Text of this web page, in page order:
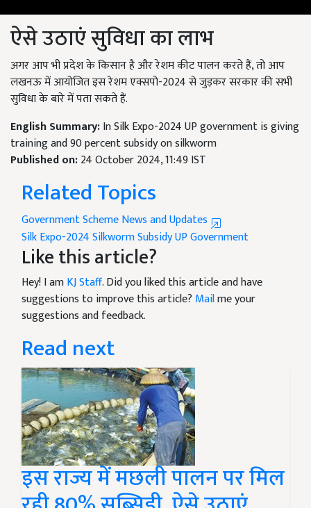
ऐसे उठाएं सुविधा का लाभ
अगर आप भी प्रदेश के किसान है और रेशम कीट पालन करते हैं, तो आप
लखनऊ में आयोजित इस रेशम एक्सपो-2024 से जुड़कर सरकार की सभी
सुविधा के बारे में पता सकते हैं.
English Summary:In Silk Expo-2024 UP government is giving
training and 90 percent subsidy on silkworm
Published on:24 October 2024, 11:49 IST
Related Topics
Government Scheme News and Updates
Silk Expo-2024Silkworm SubsidyUP Government
Like this article?
Hey! I amKJ Staff. Did you liked this article and have
suggestions to improve this article? Mailme your
suggestions and feedback.
Read next
इस राज्य में मछली पालन पर मिल